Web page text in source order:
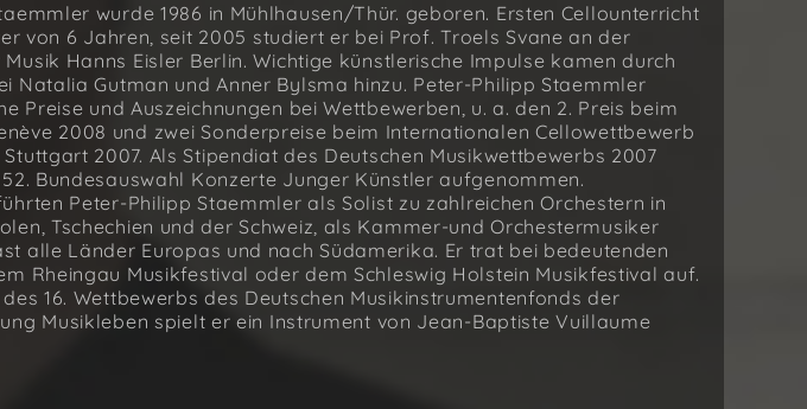
wurde 1986 in Mühlhausen/Thür. geboren. Ersten Cellounterricht
von 6 Jahren, seit 2005 studiert er bei Prof. Troels Svane an der
Hanns Eisler Berlin. Wichtige künstlerische Impulse kamen durch
Natalia Gutman und Anner Bylsma hinzu. Peter-Philipp Staemmler
Preise und Auszeichnungen bei Wettbewerben, u. a. den 2. Preis beim
2008 und zwei Sonderpreise beim Internationalen Cellowettbewerb
2007. Als Stipendiat des Deutschen Musikwettbewerbs 2007
Bundesauswahl Konzerte Junger Künstler aufgenommen.
Peter-Philipp Staemmler als Solist zu zahlreichen Orchestern in
Tschechien und der Schweiz, als Kammer-und Orchestermusiker
alle Länder Europas und nach Südamerika. Er trat bei bedeutenden
Rheingau Musikfestival oder dem Schleswig Holstein Musikfestival auf.
16. Wettbewerbs des Deutschen Musikinstrumentenfonds der
Musikleben spielt er ein Instrument von Jean-Baptiste Vuillaume